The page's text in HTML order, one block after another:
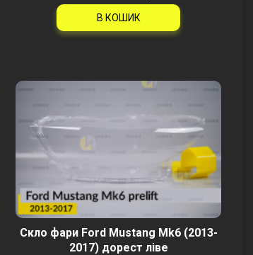
В КОШИК
Скло фари Ford Mustang Mk6 (2013-
2017) дорест ліве